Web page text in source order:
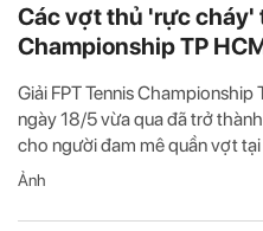
Các vợt thủ 'rực cháy'
Championship TP
Giải FPT Tennis
ngày 18/5 vừa qua đã trở
cho người đam mê quần vợt tại
Ảnh